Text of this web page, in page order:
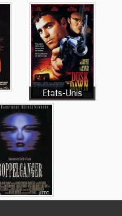
Etats-Unis